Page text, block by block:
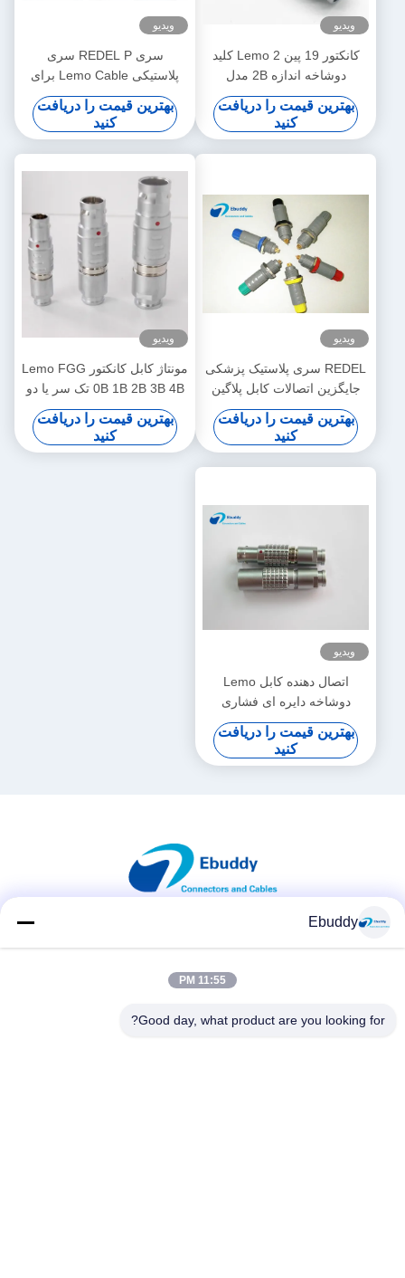
ویدیو
کانکتور 19 پین Lemo 2 کلید
دوشاخه اندازه 2B مدل
FGC.2B.319
بهترین قیمت را دریافت
کنید
ویدیو
سری REDEL P سری
پلاستیکی Lemo Cable برای
آندوسکوپ صنعت Connector
پزشکی
بهترین قیمت را دریافت
کنید
ویدیو
REDEL سری پلاستیک پزشکی
جایگزین اتصالات کابل پلاگین
PAG کشش کشیدن اتصال
بهترین قیمت را دریافت
کنید
ویدیو
مونتاژ کابل کانکتور Lemo FGG
0B 1B 2B 3B 4B تک سر یا دو
سر
بهترین قیمت را دریافت
کنید
ویدیو
اتصال دهنده کابل Lemo
دوشاخه دایره ای فشاری
پین 1B
بهترین قیمت را دریافت
کنید
تماس سریع
Ebuddy
11:55 PM
Good day, what product are you looking for?